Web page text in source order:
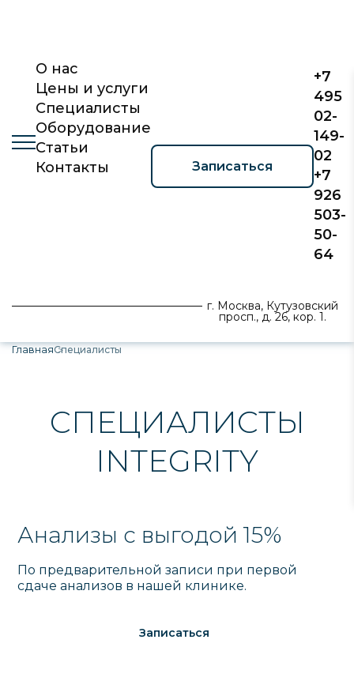
О нас
Цены и услуги
Специалисты
Оборудование
Статьи
Контакты
+7
495
02-
149-
02
+7
926
503-
50-
64
Записаться
г. Москва, Кутузовский
просп., д. 26, кор. 1.
ГлавнаяСпециалисты
СПЕЦИАЛИСТЫ
INTEGRITY
Анализы с выгодой 15%
По предварительной записи при первой
сдаче анализов в нашей клинике.
Записаться